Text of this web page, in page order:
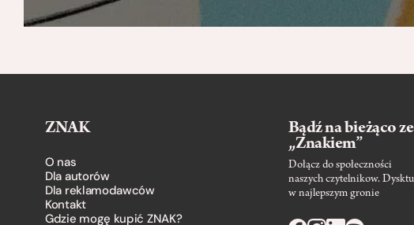
ZNAK
O nas
Dla autorów
Dla reklamodawców
Kontakt
Gdzie mogę kupić ZNAK?
Bądź na bieżąco ze
„Znakiem”
Dołącz do społeczności
naszych czytelnikow.
w najlepszym gronie